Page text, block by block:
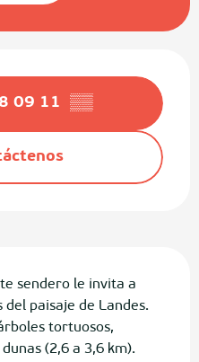
09 11 ▒▒
sendero le invita a
paisaje de Landes.
tortuosos,
(2,6 a 3,6 km).